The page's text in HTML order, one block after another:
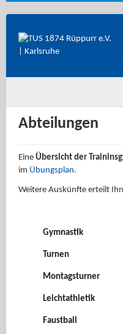
Abteilungen
Eine Übersicht der
im Übungsplan.
Weitere Auskünfte erteilt
Gymnastik
Turnen
Montagsturner
Leichtathletik
Faustball